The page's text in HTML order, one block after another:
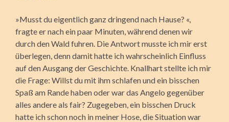
»Musst du eigentlich ganz dringend nach Hause? «,
fragte er nach ein paar Minuten, während denen wir
durch den Wald fuhren. Die Antwort musste ich mir erst
überlegen, denn damit hatte ich wahrscheinlich Einfluss
auf den Ausgang der Geschichte. Knallhart stellte ich mir
die Frage: Willst du mit ihm schlafen und ein bisschen
Spaß am Rande haben oder war das Angelo gegenüber
alles andere als fair? Zugegeben, ein bisschen Druck
hatte ich schon noch in meiner Hose, die Situation war